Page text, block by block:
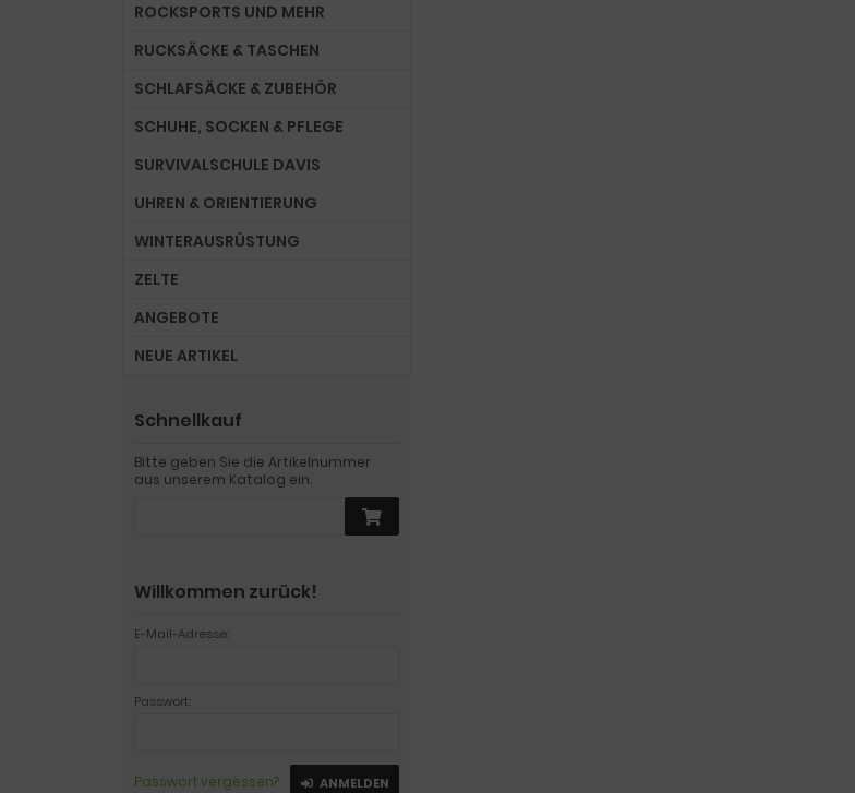
ROCKSPORTS UND MEHR
RUCKSÄCKE & TASCHEN
SCHLAFSÄCKE & ZUBEHÖR
SCHUHE, SOCKEN & PFLEGE
SURVIVALSCHULE DAVIS
UHREN & ORIENTIERUNG
WINTERAUSRÜSTUNG
ZELTE
ANGEBOTE
NEUE ARTIKEL
Schnellkauf
Bitte geben Sie die Artikelnummer
aus unserem Katalog ein.
Willkommen zurück!
E-Mail-Adresse:
Passwort:
Passwort vergessen? ANMELDEN